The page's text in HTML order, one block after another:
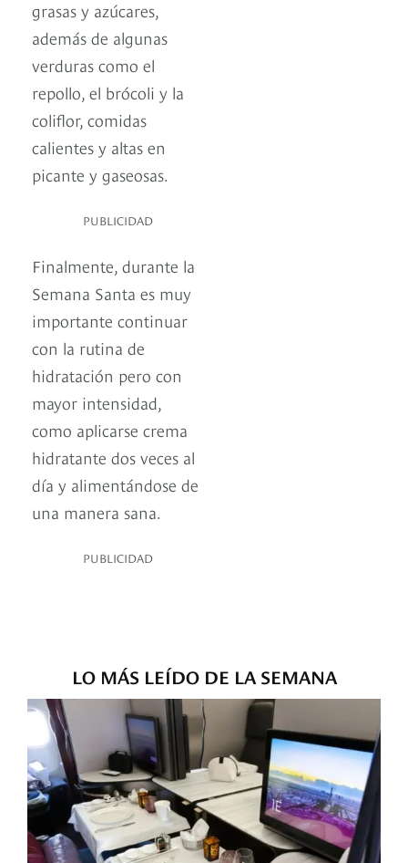
grasas y azúcares,
además de algunas
verduras como el
repollo, el brócoli y la
coliflor, comidas
calientes y altas en
picante y gaseosas.
PUBLICIDAD
Finalmente, durante la
Semana Santa es muy
importante continuar
con la rutina de
hidratación pero con
mayor intensidad,
como aplicarse crema
hidratante dos veces al
día y alimentándose de
una manera sana.
PUBLICIDAD
LO MÁS LEÍDO DE LA SEMANA